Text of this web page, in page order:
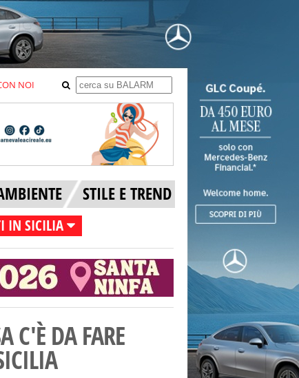
NOI
STILE E TREND
IN SICILIA
C'È DA FARE